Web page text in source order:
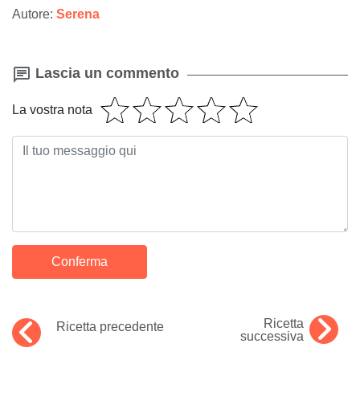
Autore: Serena
Lascia un commento
La vostra nota
Ricetta precedente
Ricetta
successiva